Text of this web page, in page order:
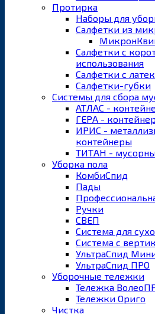
Протирка
Наборы для
Салфетки из
Салфетки с
использования
Салфетки с
Салфетки-губки
Системы для сбора
АТЛАС -
ГЕРА -
ИРИС -
контейнеры
ТИТАН -
Уборка пола
КомбиСпид
Пады
Ручки
СВЕП
Система для
Система с
УльтраСпид
УльтраСпид ПРО
Уборочные тележки
Тележка
Тележки Ориго
Чистка